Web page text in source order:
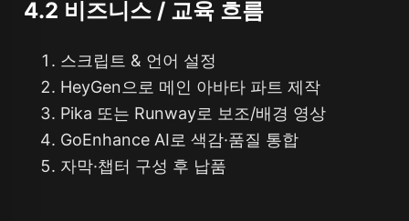
4.2 비즈니스 / 교육 흐름
스크립트 & 언어 설정
HeyGen으로 메인 아바타 파트 제작
Pika 또는 Runway로 보조/배경 영상
GoEnhance AI로 색감·품질 통합
자막·챕터 구성 후 납품